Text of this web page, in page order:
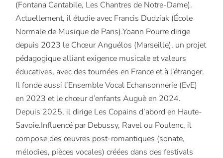
(Fontana Cantabile, Les Chantres de Notre-Dame).
Actuellement, il étudie avec Francis Dudziak (École
Normale de Musique de Paris).Yoann Pourre dirige
depuis 2023 le Chœur Anguélos (Marseille), un projet
pédagogique alliant exigence musicale et valeurs
éducatives, avec des tournées en France et à l’étranger.
Il fonde aussi l’Ensemble Vocal Echansonnerie (EvE)
en 2023 et le chœur d’enfants Auguè en 2024.
Depuis 2025, il dirige Les Copains d’abord en Haute-
Savoie.Influencé par Debussy, Ravel ou Poulenc, il
compose des œuvres post-romantiques (sonate,
mélodies, pièces vocales) créées dans des festivals